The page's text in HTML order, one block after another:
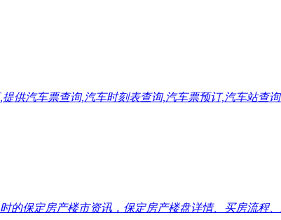
汽车票查询,汽车时刻表查询,汽车票预订,汽车站查询
的保定房产楼市资讯，保定房产楼盘详情、买房流程